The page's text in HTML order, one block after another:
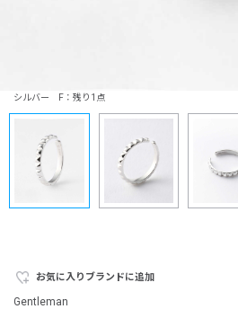
シルバー F：残り1点
お気に入りブランドに追加
Gentleman